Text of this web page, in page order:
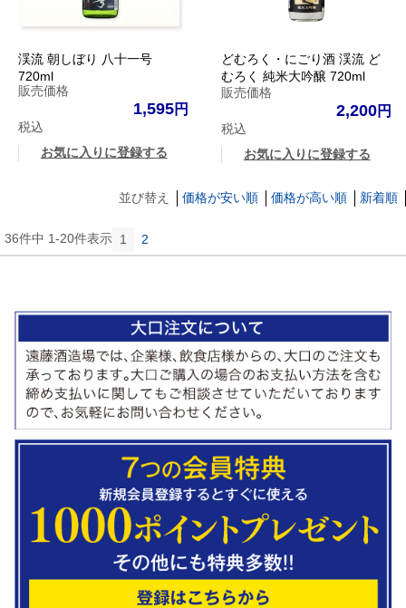
渓流 朝しぼり 八十一号
720ml
販売価格
1,595
税込
お気に入りに登録する
どむろく・にごり酒 渓流 ど
むろく 純米大吟醸 720ml
販売価格
2,200
税込
お気に入りに登録する
並び替え 価格が安い順 価格が高い順 新着順
36件中 1-20件表示 1 2